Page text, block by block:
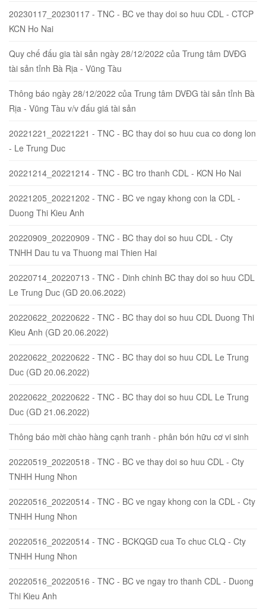
20230117_20230117 - TNC - BC ve thay doi so huu CDL - CTCP
KCN Ho Nai
Quy chế đấu gia tài sản ngày 28/12/2022 của Trung tâm DVĐG
tài sản tỉnh Bà Rịa - Vũng Tàu
Thông báo ngày 28/12/2022 của Trung tâm DVĐG tài sản tỉnh Bà
Rịa - Vũng Tàu v/v đấu giá tài sản
20221221_20221221 - TNC - BC thay doi so huu cua co dong lon
- Le Trung Duc
20221214_20221214 - TNC - BC tro thanh CDL - KCN Ho Nai
20221205_20221202 - TNC - BC ve ngay khong con la CDL -
Duong Thi Kieu Anh
20220909_20220909 - TNC - BC thay doi so huu CDL - Cty
TNHH Dau tu va Thuong mai Thien Hai
20220714_20220713 - TNC - Dinh chinh BC thay doi so huu CDL
Le Trung Duc (GD 20.06.2022)
20220622_20220622 - TNC - BC thay doi so huu CDL Duong Thi
Kieu Anh (GD 20.06.2022)
20220622_20220622 - TNC - BC thay doi so huu CDL Le Trung
Duc (GD 20.06.2022)
20220622_20220622 - TNC - BC thay doi so huu CDL Le Trung
Duc (GD 21.06.2022)
Thông báo mời chào hàng cạnh tranh - phân bón hữu cơ vi sinh
20220519_20220518 - TNC - BC ve thay doi so huu CDL - Cty
TNHH Hung Nhon
20220516_20220514 - TNC - BC ve ngay khong con la CDL - Cty
TNHH Hung Nhon
20220516_20220514 - TNC - BCKQGD cua To chuc CLQ - Cty
TNHH Hung Nhon
20220516_20220516 - TNC - BC ve ngay tro thanh CDL - Duong
Thi Kieu Anh